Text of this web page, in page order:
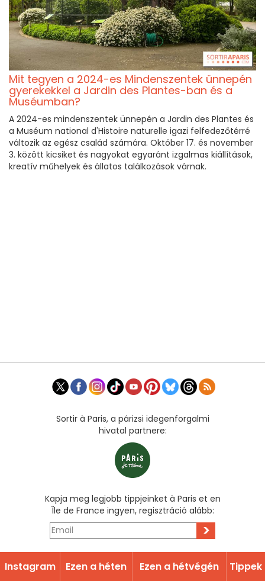
Mit tegyen a 2024-es Mindenszentek ünnepén
gyerekekkel a Jardin des Plantes-ban és a
Muséumban?
A 2024-es mindenszentek ünnepén a Jardin des Plantes és
a Muséum national d'Histoire naturelle igazi felfedezőtérré
változik az egész család számára. Október 17. és november
3. között kicsiket és nagyokat egyaránt izgalmas kiállítások,
kreatív műhelyek és állatos találkozások várnak.
Sortir à Paris, a párizsi idegenforgalmi
hivatal partnere:
Kapja meg legjobb tippjeinket à Paris et en
Île de France ingyen, regisztráció alább:
>
Instagram Ezen a héten Ezen a hétvégén Tippek